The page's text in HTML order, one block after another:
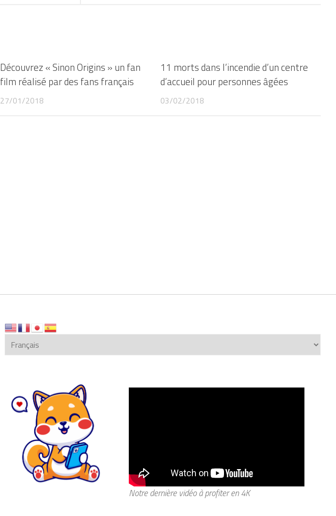
Découvrez « Sinon Origins » un fan
film réalisé par des fans français
27/01/2018
11 morts dans l’incendie d’un centre
d’accueil pour personnes âgées
03/02/2018
Notre dernière vidéo à profiter en 4K